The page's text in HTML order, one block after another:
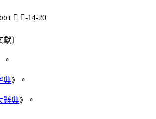
𧞖 衣-14-20
獻〕
。
典》。
辭典》。